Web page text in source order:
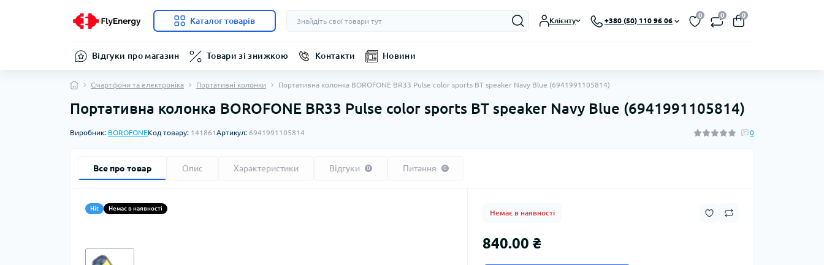
Каталог товарів Клієнту +380 (50) 110 96 06
0 0 0
Відгуки про магазин Товари зі знижкою Контакти Новини
Смартфони та електроніка Портативні колонки Портативна колонка BOROFONE BR33 Pulse color sports BT speaker Navy Blue (6941991105814)
Портативна колонка BOROFONE BR33 Pulse color sports BT speaker Navy Blue (6941991105814)
Виробник: BOROFONEКод товару: 141861Артикул: 6941991105814 0
Все про товар Опис Характеристики Відгуки 0 Питання 0
Hit Немає в наявності
Немає в наявності
840.00 ₴